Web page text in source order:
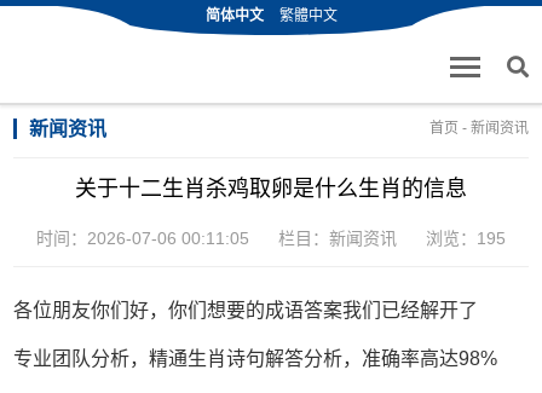
简体中文 繁體中文
新闻资讯 首页 - 新闻资讯
关于十二生肖杀鸡取卵是什么生肖的信息
时间：2026-07-06 00:11:05 栏目： 新闻资讯 浏览：195
各位朋友你们好，你们想要的成语答案我们已经解开了
专业团队分析，精通生肖诗句解答分析，准确率高达98%